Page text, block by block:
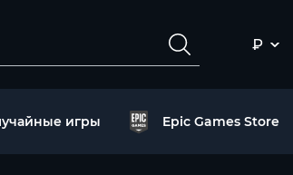
₽
игры Epic Games Store